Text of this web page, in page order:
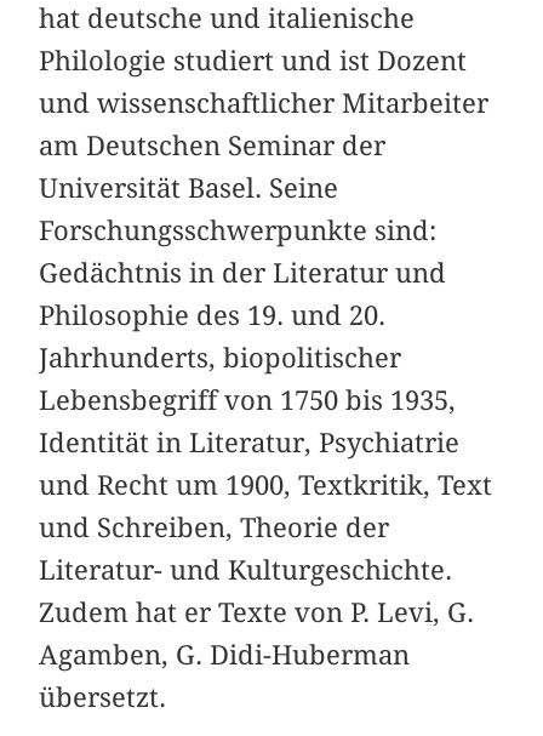
hat deutsche und italienische
Philologie studiert und ist Dozent
und wissenschaftlicher Mitarbeiter
am Deutschen Seminar der
Universität Basel. Seine
Forschungsschwerpunkte sind:
Gedächtnis in der Literatur und
Philosophie des 19. und 20.
Jahrhunderts, biopolitischer
Lebensbegriff von 1750 bis 1935,
Identität in Literatur, Psychiatrie
und Recht um 1900, Textkritik, Text
und Schreiben, Theorie der
Literatur- und Kulturgeschichte.
Zudem hat er Texte von P. Levi, G.
Agamben, G. Didi-Huberman
übersetzt.